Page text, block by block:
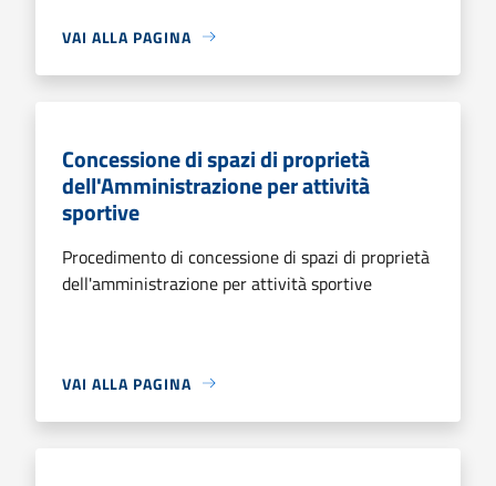
VAI ALLA PAGINA
Concessione di spazi di proprietà
dell'Amministrazione per attività
sportive
Procedimento di concessione di spazi di proprietà
dell'amministrazione per attività sportive
VAI ALLA PAGINA